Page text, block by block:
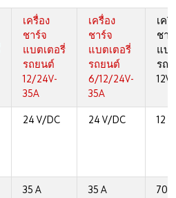
เครื่อง
ชาร์จ
แบตเตอรี่
รถยนต์
12/24V-
35A
เครื่อง
ชาร์จ
แบตเตอรี่
รถยนต์
6/12/24V-
35A
เครื่
ชา
แบ
รถ
24 V/DC 24 V/DC 12
35 A 35 A 70 A